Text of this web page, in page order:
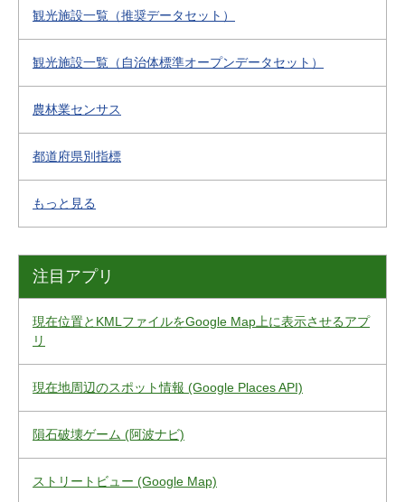
観光施設一覧（推奨データセット）
観光施設一覧（自治体標準オープンデータセット）
農林業センサス
都道府県別指標
もっと見る
注目アプリ
現在位置とKMLファイルをGoogle Map上に表示させるアプ
リ
現在地周辺のスポット情報 (Google Places API)
隕石破壊ゲーム (阿波ナビ)
ストリートビュー (Google Map)